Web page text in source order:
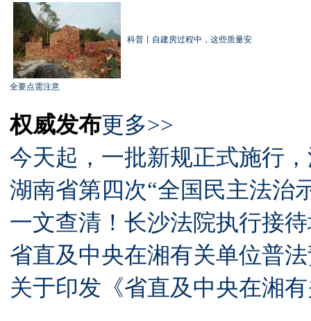
科普丨自建房过程中，这些质量安
全要点需注意
权威发布更多>>
今天起，一批新规正式施行
湖南省第四次“全国民主法治
一文查清！长沙法院执行接
省直及中央在湘有关单位普
关于印发《省直及中央在湘